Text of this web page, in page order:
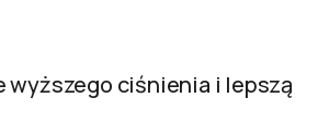
wyższego ciśnienia i lepszą